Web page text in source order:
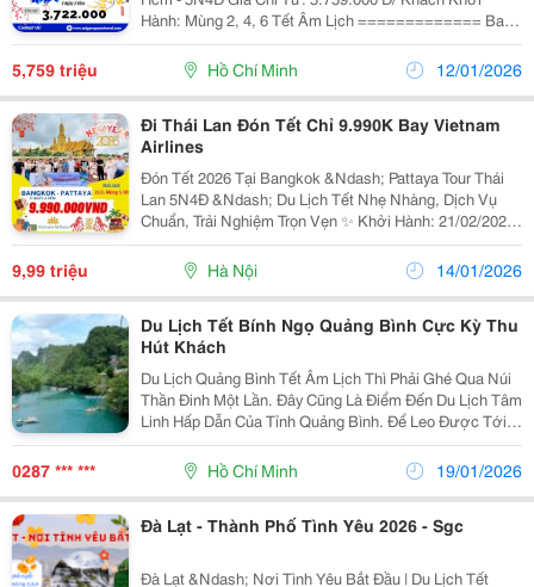
Hành: Mùng 2, 4, 6 Tết Âm Lịch ============= Bao
Gồm: Xe Du Lịch Đời Mới Đón Tiễn Tại Hcm Và Tham
Quan Theo Lịch Trình Khách Sạn: 2, 3, 4...
5,759 triệu Hồ Chí Minh 12/01/2026
Đi Thái Lan Đón Tết Chỉ 9.990K Bay Vietnam
Airlines
Đón Tết 2026 Tại Bangkok &Ndash; Pattaya Tour Thái
Lan 5N4Đ &Ndash; Du Lịch Tết Nhẹ Nhàng, Dịch Vụ
Chuẩn, Trải Nghiệm Trọn Vẹn ✨ Khởi Hành: 21/02/2026
(Mùng 5 Tết Âm Lịch) ✈ Hàng Không: Vietnam Airlines
(Vna) &Ndash; Hàng Không Quốc Gia 4★ ...
9,99 triệu Hà Nội 14/01/2026
Du Lịch Tết Bính Ngọ Quảng Bình Cực Kỳ Thu
Hút Khách
Du Lịch Quảng Bình Tết Âm Lịch Thì Phải Ghé Qua Núi
Thần Đinh Một Lần. Đây Cũng Là Điểm Đến Du Lịch Tâm
Linh Hấp Dẫn Của Tỉnh Quảng Bình. Để Leo Được Tới
Đỉnh Thì Bạn Phải Vượt Qua Hơn Cả Nghìn Bậc Thang
Đá Gập...
0287 *** *** Hồ Chí Minh 19/01/2026
Đà Lạt - Thành Phố Tình Yêu 2026 - Sgc
Đà Lạt &Ndash; Nơi Tình Yêu Bắt Đầu | Du Lịch Tết